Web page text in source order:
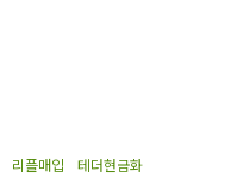
리플매입 테더현금화